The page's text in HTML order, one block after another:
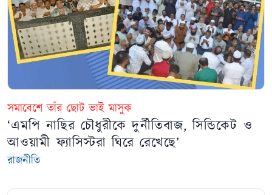
সমাবেশে তাঁর ছোট ভাই মাসুক
‘এমপি নাছির চৌধুরীকে দুর্নীতিবাজ, সিন্ডিকেট ও
আওয়ামী ফ্যাসিস্টরা ঘিরে রেখেছে’
রাজনীতি